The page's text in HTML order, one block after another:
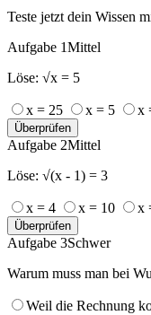
Teste jetzt dein Wissen
Aufgabe 1Mittel
Löse: √x = 5
x = 25 x = 5 x
Überprüfen
Aufgabe 2Mittel
Löse: √(x - 1) = 3
x = 4 x = 10 x
Überprüfen
Aufgabe 3Schwer
Warum muss man bei
Weil die Rechnung